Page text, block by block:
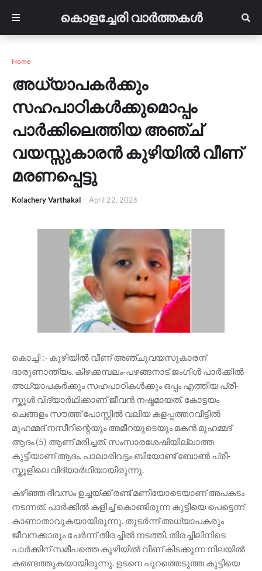
കൊളച്ചേരി വാർത്തകൾ
Home
അധ്യാപകർക്കും
സഹപാഠികൾക്കുമൊപ്പം
പാർക്കിലെത്തിയ അഞ്ച്
വയസ്സുകാരൻ കുഴിയിൽ വീണ്
മരണപ്പെട്ടു
Kolachery Varthakal - April 22, 2026
കൊച്ചി :- കുഴിയില്‍ വീണ് അഞ്ചുവയസുകാരന്
ദാരുണാന്ത്യം. കിഴക്കമ്പലം-പഴങ്ങനാട് ജംഗിൾ പാർക്കിൽ
അധ്യാപകർക്കും സഹപാഠികൾക്കും ഒപ്പം എത്തിയ പ്രീ-
സ്കൂൾ വിദ്യാർഥിക്കാണ് ജീവൻ നഷ്ടമായത്. കോട്ടയം
ചെങ്ങളം സൗത്ത് പോസ്റ്റിൽ വലിയ കളപ്പത്തറവീട്ടിൽ
മുഹമ്മദ് നസീറിന്റെയും അമീറയുടെയും മകൻ മുഹമ്മദ്
ആദം (5) ആണ് മരിച്ചത്. സംസാരശേഷിയില്ലാത്ത
കുട്ടിയാണ് ആദം. പാലാരിവട്ടം ബിയോണ്ട് ബോൺ പ്രീ-
സ്കൂളിലെ വിദ്യാർഥിയായിരുന്നു.
കഴിഞ്ഞ ദിവസം ഉച്ചയ്ക്ക് രണ്ട് മണിയോടെയാണ് അപകടം
നടന്നത്. പാർക്കിൽ കളിച്ച് കൊണ്ടിരുന്ന കുട്ടിയെ പെട്ടെന്ന്
കാണാതാവുകയായിരുന്നു. തുടർന്ന് അധ്യാപകരും
ജീവനക്കാരും ചേർന്ന് തിരച്ചിൽ നടത്തി. തിരച്ചിലിനിടെ
പാർക്കിന് സമീപത്തെ കുഴിയിൽ വീണ് കിടക്കുന്ന നിലയിൽ
കണ്ടെത്തുകയായിരുന്നു. ഉടനെ പുറത്തെടുത്ത കുട്ടിയെ